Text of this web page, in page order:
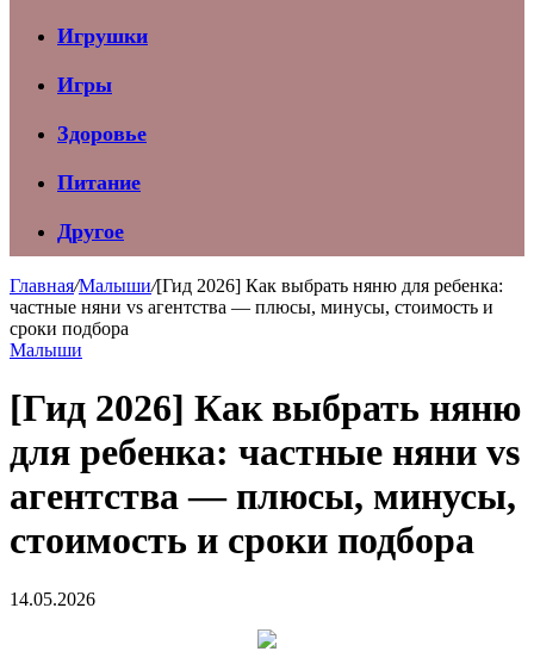
Игрушки
Игры
Здоровье
Питание
Другое
Главная/Малыши/[Гид 2026] Как выбрать няню для ребенка:
частные няни vs агентства — плюсы, минусы, стоимость и
сроки подбора
Малыши
[Гид 2026] Как выбрать няню
для ребенка: частные няни vs
агентства — плюсы, минусы,
стоимость и сроки подбора
14.05.2026